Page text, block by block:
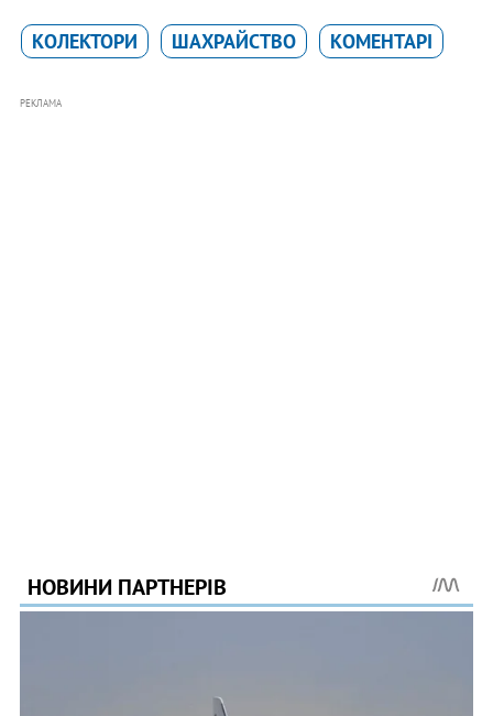
КОЛЕКТОРИ ШАХРАЙСТВО КОМЕНТАРІ
РЕКЛАМА